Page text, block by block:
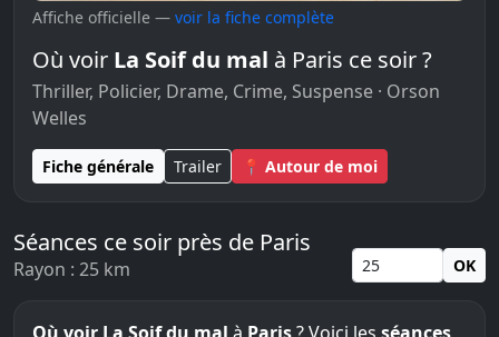
Affiche officielle — voir la fiche complète
Où voir La Soif du mal à Paris ce soir ?
Thriller, Policier, Drame, Crime, Suspense · Orson
Welles
Fiche générale Trailer 📍 Autour de moi
Séances ce soir près de Paris
Rayon : 25 km OK